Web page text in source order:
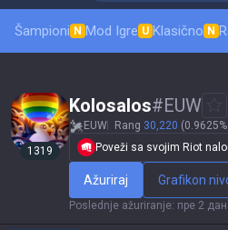
Šampioni N Mod Igre U Klasično N
1319
Kolosalos#EUW
EUW Rang 30,220
Poveži sa svojim Riot
Ažuriraj Grafikon
Poslednje ažuriranje: пре 2